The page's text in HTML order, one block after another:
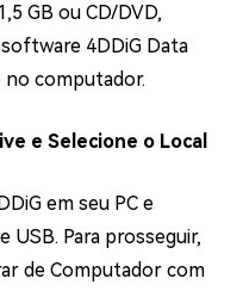
GB ou CD/DVD,
4DDiG Data
no computador.
e Selecione o Local
em seu PC e
USB. Para prosseguir,
de Computador com